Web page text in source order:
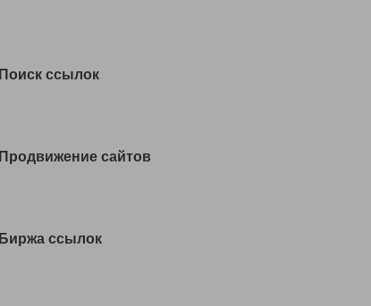
Поиск ссылок
Продвижение сайтов
Биржа ссылок